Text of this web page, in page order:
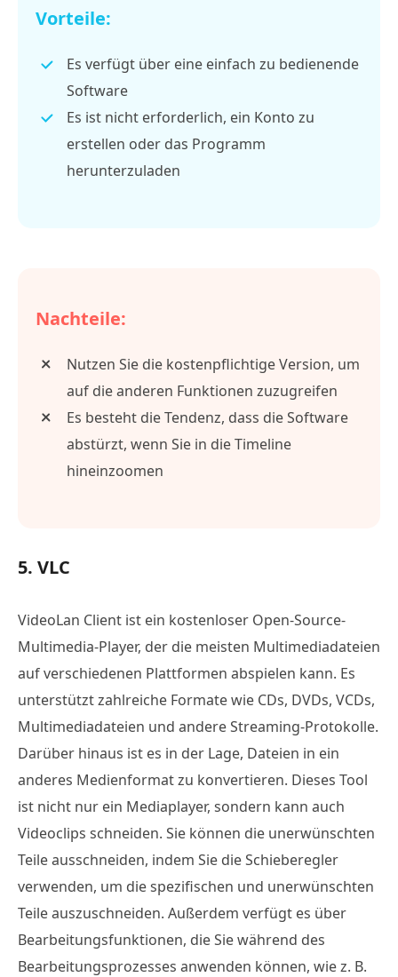
Vorteile:
Es verfügt über eine einfach zu bedienende
Software
Es ist nicht erforderlich, ein Konto zu
erstellen oder das Programm
herunterzuladen
Nachteile:
Nutzen Sie die kostenpflichtige Version, um
auf die anderen Funktionen zuzugreifen
Es besteht die Tendenz, dass die Software
abstürzt, wenn Sie in die Timeline
hineinzoomen
5. VLC
VideoLan Client ist ein kostenloser Open-Source-
Multimedia-Player, der die meisten Multimediadateien
auf verschiedenen Plattformen abspielen kann. Es
unterstützt zahlreiche Formate wie CDs, DVDs, VCDs,
Multimediadateien und andere Streaming-Protokolle.
Darüber hinaus ist es in der Lage, Dateien in ein
anderes Medienformat zu konvertieren. Dieses Tool
ist nicht nur ein Mediaplayer, sondern kann auch
Videoclips schneiden. Sie können die unerwünschten
Teile ausschneiden, indem Sie die Schieberegler
verwenden, um die spezifischen und unerwünschten
Teile auszuschneiden. Außerdem verfügt es über
Bearbeitungsfunktionen, die Sie während des
Bearbeitungsprozesses anwenden können, wie z. B.